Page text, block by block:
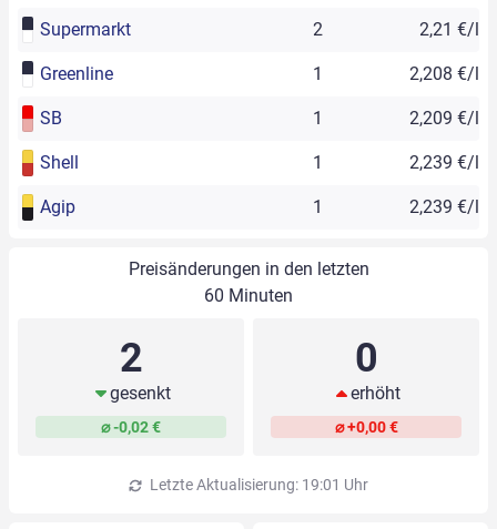
Supermarkt 2 2,21 €/l
Greenline 1 2,208 €/l
SB 1 2,209 €/l
Shell 1 2,239 €/l
Agip 1 2,239 €/l
Preisänderungen in den letzten
60 Minuten
2
gesenkt
⌀ -0,02 €
0
erhöht
⌀ +0,00 €
Letzte Aktualisierung: 19:01 Uhr